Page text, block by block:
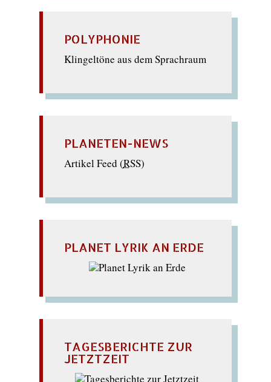
POLYPHONIE
Klingeltöne aus dem Sprachraum
PLANETEN-NEWS
Artikel Feed (RSS)
PLANET LYRIK AN ERDE
TAGESBERICHTE ZUR
JETZTZEIT